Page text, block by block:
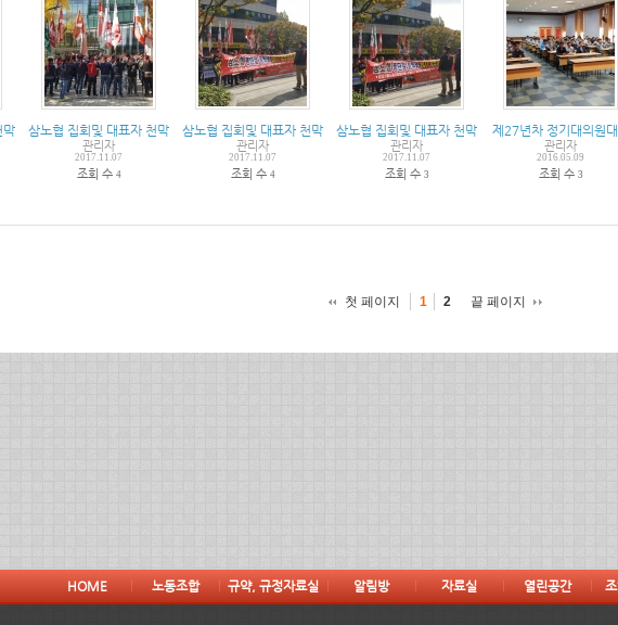
농성돌입
삼노협 집회및 대표자 천막농성돌입
관리자
2017.11.07
조회 수 4
삼노협 집회및 대표자 천막농성돌입
관리자
2017.11.07
조회 수 4
삼노협 집회및 대표자 천막농성 돌입
관리자
2017.11.07
조회 수 3
제27년차 정기대의원
관리자
2016.05.09
조회 수 3
첫 페이지 1 2 끝 페이지
HOME 노동조합 규약, 규정자료실 알림방 자료실 열린공간